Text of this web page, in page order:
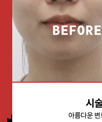
시
아름다운